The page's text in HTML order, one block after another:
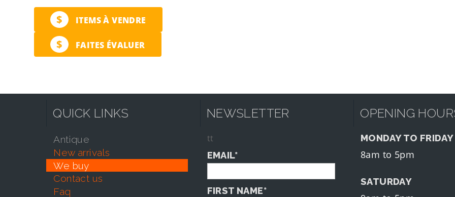
$ ITEMS À VENDRE
$ FAITES ÉVALUER
QUICK LINKS
antique
new arrivals
we buy
contact us
faq
NEWSLETTER
tt
EMAIL*
FIRST NAME*
OPENING
MONDAY TO FRIDAY
8am to 5pm
SATURDAY